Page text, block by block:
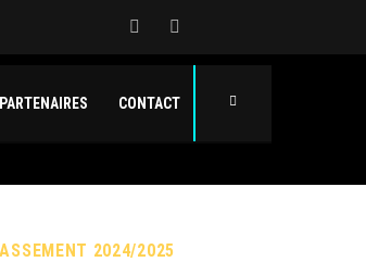
CONTACT
2024/2025